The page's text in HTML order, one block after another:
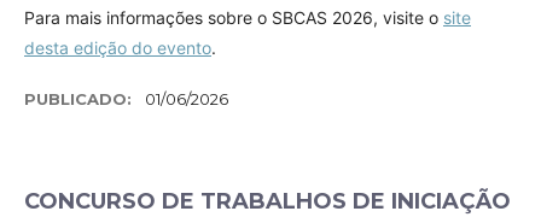
Para mais informações sobre o SBCAS 2026, visite o site
desta edição do evento.
PUBLICADO: 01/06/2026
CONCURSO DE TRABALHOS DE INICIAÇÃO